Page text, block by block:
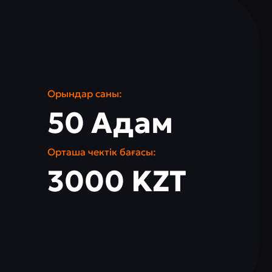
Орындар саны:
50 Адам
Орташа чектік бағасы:
3000 KZT